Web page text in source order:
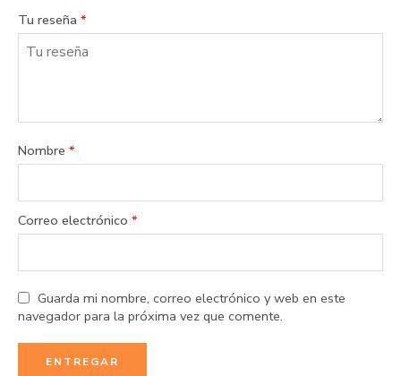
Tu reseña *
Nombre *
Correo electrónico *
Guarda mi nombre, correo electrónico y web en este
navegador para la próxima vez que comente.